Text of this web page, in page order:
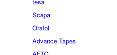
Scapa
Orafol
Advance Tapes